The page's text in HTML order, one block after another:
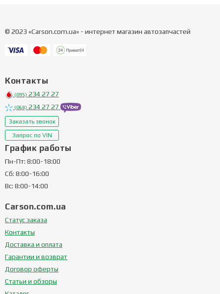
© 2023 «Carson.com.ua» - интернет магазин автозапчастей
Контакты
(095) 234 27 27
(068) 234 27 27
Заказать звонок
Запрос по VIN
График работы
Пн-Пт: 8:00-18:00
Сб: 8:00-16:00
Вс: 8:00-14:00
Carson.com.ua
Статус заказа
Контакты
Доставка и оплата
Гарантии и возврат
Договор оферты
Статьи и обзоры